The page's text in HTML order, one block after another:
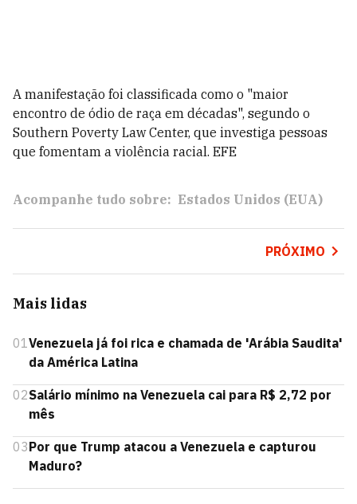
A manifestação foi classificada como o "maior
encontro de ódio de raça em décadas", segundo o
Southern Poverty Law Center, que investiga pessoas
que fomentam a violência racial. EFE
Acompanhe tudo sobre: Estados Unidos (EUA)
PRÓXIMO
Mais lidas
01Venezuela já foi rica e chamada de 'Arábia Saudita'
da América Latina
02Salário mínimo na Venezuela cai para R$ 2,72 por
mês
03Por que Trump atacou a Venezuela e capturou
Maduro?